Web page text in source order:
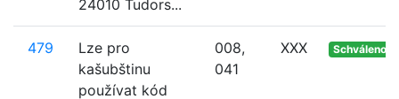
24010 Tudors...
479
Lze pro
kašubštinu
používat kód
008,
041
XXX Schváleno